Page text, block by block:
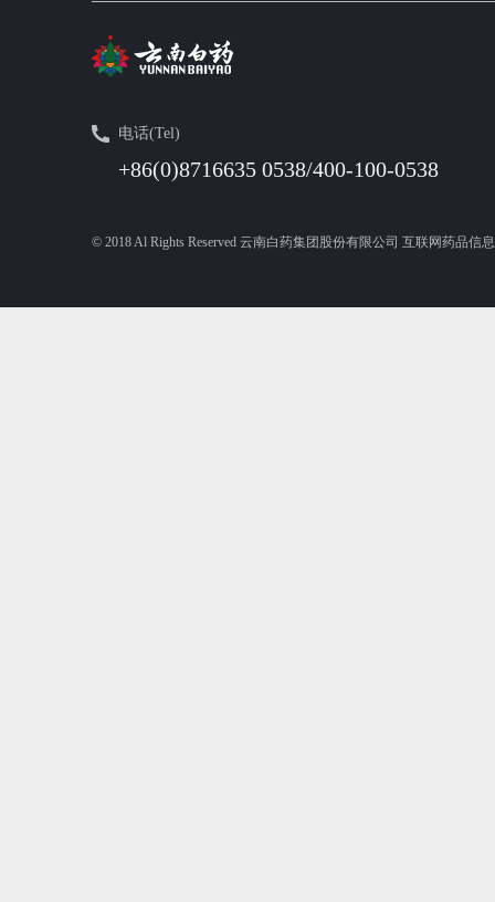
电话(Tel)
+86(0)8716635 0538/400-100-0538
© 2018 Al Rights Reserved 云南白药集团股份有限公司 互联网药品信